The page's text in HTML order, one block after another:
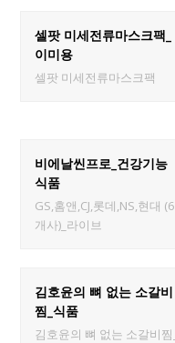
셀팟 미세전류마스크팩_
이미용
셀팟 미세전류마스크팩
비에날씬프로_건강기능
식품
GS,홈앤,CJ,롯데,NS,현대 (6
개사)_라이브
김호윤의 뼈 없는 소갈비
찜_식품
김호윤의 뼈 없는 소갈비찜_